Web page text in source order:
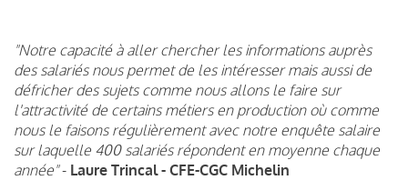
"Notre capacité à aller chercher les informations auprès
des salariés nous permet de les intéresser mais aussi de
défricher des sujets comme nous allons le faire sur
l'attractivité de certains métiers en production où comme
nous le faisons régulièrement avec notre enquête salaire
sur laquelle 400 salariés répondent en moyenne chaque
année"- Laure Trincal - CFE-CGC Michelin